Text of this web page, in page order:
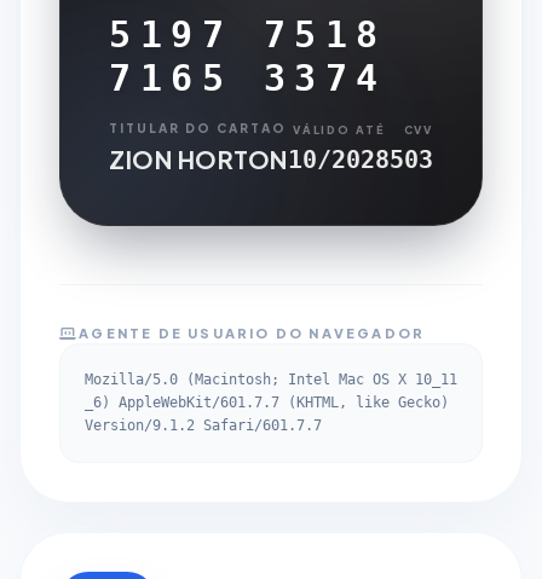
5197 7518
7165 3374
TITULAR DO CARTAO
ZION HORTON
VÁLIDO ATÉ
10/2028
CVV
503
AGENTE DE USUARIO DO NAVEGADOR
Mozilla/5.0 (Macintosh; Intel Mac OS X 10_11
_6) AppleWebKit/601.7.7 (KHTML, like Gecko)
Version/9.1.2 Safari/601.7.7